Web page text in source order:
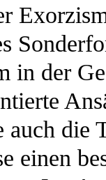
in der
die
einen